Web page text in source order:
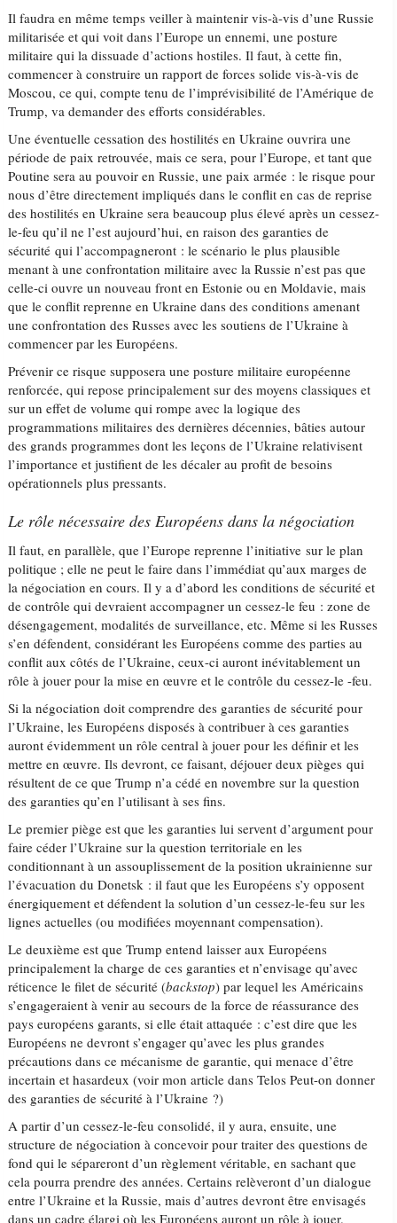
Il faudra en même temps veiller à maintenir vis-à-vis d’une Russie
militarisée et qui voit dans l’Europe un ennemi, une posture
militaire qui la dissuade d’actions hostiles. Il faut, à cette fin,
commencer à construire un rapport de forces solide vis-à-vis de
Moscou, ce qui, compte tenu de l’imprévisibilité de l’Amérique de
Trump, va demander des efforts considérables.
Une éventuelle cessation des hostilités en Ukraine ouvrira une
période de paix retrouvée, mais ce sera, pour l’Europe, et tant que
Poutine sera au pouvoir en Russie, une paix armée : le risque pour
nous d’être directement impliqués dans le conflit en cas de reprise
des hostilités en Ukraine sera beaucoup plus élevé après un cessez-
le-feu qu’il ne l’est aujourd’hui, en raison des garanties de
sécurité qui l’accompagneront : le scénario le plus plausible
menant à une confrontation militaire avec la Russie n’est pas que
celle-ci ouvre un nouveau front en Estonie ou en Moldavie, mais
que le conflit reprenne en Ukraine dans des conditions amenant
une confrontation des Russes avec les soutiens de l’Ukraine à
commencer par les Européens.
Prévenir ce risque supposera une posture militaire européenne
renforcée, qui repose principalement sur des moyens classiques et
sur un effet de volume qui rompe avec la logique des
programmations militaires des dernières décennies, bâties autour
des grands programmes dont les leçons de l’Ukraine relativisent
l’importance et justifient de les décaler au profit de besoins
opérationnels plus pressants.
Le rôle nécessaire des Européens dans la négociation
Il faut, en parallèle, que l’Europe reprenne l’initiative sur le plan
politique ; elle ne peut le faire dans l’immédiat qu’aux marges de
la négociation en cours. Il y a d’abord les conditions de sécurité et
de contrôle qui devraient accompagner un cessez-le feu : zone de
désengagement, modalités de surveillance, etc. Même si les Russes
s’en défendent, considérant les Européens comme des parties au
conflit aux côtés de l’Ukraine, ceux-ci auront inévitablement un
rôle à jouer pour la mise en œuvre et le contrôle du cessez-le -feu.
Si la négociation doit comprendre des garanties de sécurité pour
l’Ukraine, les Européens disposés à contribuer à ces garanties
auront évidemment un rôle central à jouer pour les définir et les
mettre en œuvre. Ils devront, ce faisant, déjouer deux pièges qui
résultent de ce que Trump n’a cédé en novembre sur la question
des garanties qu’en l’utilisant à ses fins.
Le premier piège est que les garanties lui servent d’argument pour
faire céder l’Ukraine sur la question territoriale en les
conditionnant à un assouplissement de la position ukrainienne sur
l’évacuation du Donetsk : il faut que les Européens s’y opposent
énergiquement et défendent la solution d’un cessez-le-feu sur les
lignes actuelles (ou modifiées moyennant compensation).
Le deuxième est que Trump entend laisser aux Européens
principalement la charge de ces garanties et n’envisage qu’avec
réticence le filet de sécurité (backstop) par lequel les Américains
s’engageraient à venir au secours de la force de réassurance des
pays européens garants, si elle était attaquée : c’est dire que les
Européens ne devront s’engager qu’avec les plus grandes
précautions dans ce mécanisme de garantie, qui menace d’être
incertain et hasardeux (voir mon article dans Telos Peut-on donner
des garanties de sécurité à l’Ukraine ?)
A partir d’un cessez-le-feu consolidé, il y aura, ensuite, une
structure de négociation à concevoir pour traiter des questions de
fond qui le sépareront d’un règlement véritable, en sachant que
cela pourra prendre des années. Certains relèveront d’un dialogue
entre l’Ukraine et la Russie, mais d’autres devront être envisagés
dans un cadre élargi où les Européens auront un rôle à jouer.